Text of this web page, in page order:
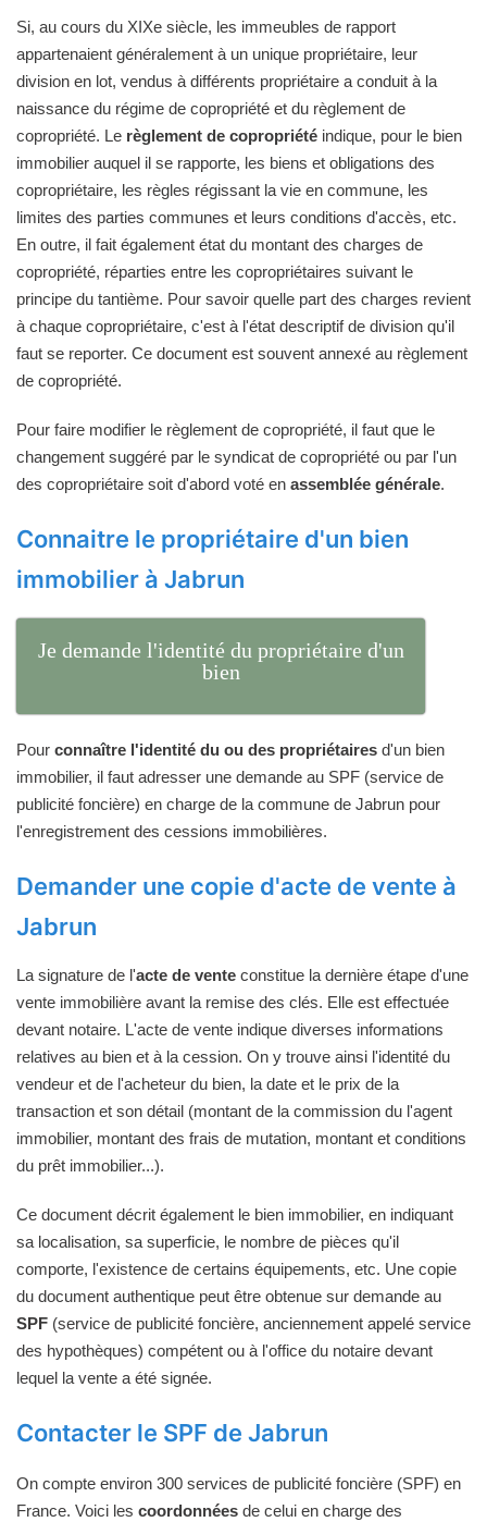
Si, au cours du XIXe siècle, les immeubles de rapport
appartenaient généralement à un unique propriétaire, leur
division en lot, vendus à différents propriétaire a conduit à la
naissance du régime de copropriété et du règlement de
copropriété. Le règlement de copropriété indique, pour le bien
immobilier auquel il se rapporte, les biens et obligations des
copropriétaire, les règles régissant la vie en commune, les
limites des parties communes et leurs conditions d'accès, etc.
En outre, il fait également état du montant des charges de
copropriété, réparties entre les copropriétaires suivant le
principe du tantième. Pour savoir quelle part des charges revient
à chaque copropriétaire, c'est à l'état descriptif de division qu'il
faut se reporter. Ce document est souvent annexé au règlement
de copropriété.
Pour faire modifier le règlement de copropriété, il faut que le
changement suggéré par le syndicat de copropriété ou par l'un
des copropriétaire soit d'abord voté en assemblée générale.
Connaitre le propriétaire d'un bien
immobilier à Jabrun
Je demande l'identité du propriétaire d'un
bien
Pour connaître l'identité du ou des propriétaires d'un bien
immobilier, il faut adresser une demande au SPF (service de
publicité foncière) en charge de la commune de Jabrun pour
l'enregistrement des cessions immobilières.
Demander une copie d'acte de vente à
Jabrun
La signature de l'acte de vente constitue la dernière étape d'une
vente immobilière avant la remise des clés. Elle est effectuée
devant notaire. L'acte de vente indique diverses informations
relatives au bien et à la cession. On y trouve ainsi l'identité du
vendeur et de l'acheteur du bien, la date et le prix de la
transaction et son détail (montant de la commission du l'agent
immobilier, montant des frais de mutation, montant et conditions
du prêt immobilier...).
Ce document décrit également le bien immobilier, en indiquant
sa localisation, sa superficie, le nombre de pièces qu'il
comporte, l'existence de certains équipements, etc. Une copie
du document authentique peut être obtenue sur demande au
SPF (service de publicité foncière, anciennement appelé service
des hypothèques) compétent ou à l'office du notaire devant
lequel la vente a été signée.
Contacter le SPF de Jabrun
On compte environ 300 services de publicité foncière (SPF) en
France. Voici les coordonnées de celui en charge des